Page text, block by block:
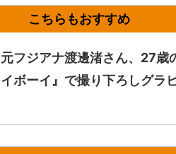
元フジアナ渡邊渚さん、27歳
イボーイ』で撮り下ろしグラ